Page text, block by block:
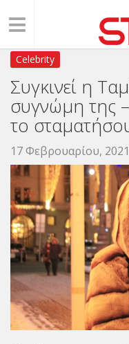
Celebrity
Συγκινεί η
συγνώμη της
το
17 Φεβρουαρίου, 2021